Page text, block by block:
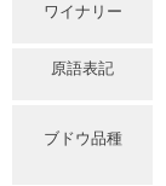
ワイナリー
原語表記
ブドウ品種